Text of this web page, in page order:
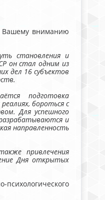
Вашему вниманию
становления и
он стал одним из
дел 16 субъектов
подготовка
бороться с
Для успешного
и
направленность
привлечения
Дня открытых